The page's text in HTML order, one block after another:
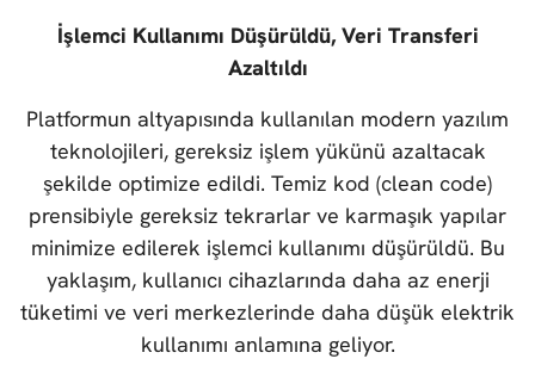
İşlemci Kullanımı Düşürüldü, Veri Transferi
Azaltıldı
Platformun altyapısında kullanılan modern yazılım
teknolojileri, gereksiz işlem yükünü azaltacak
şekilde optimize edildi. Temiz kod (clean code)
prensibiyle gereksiz tekrarlar ve karmaşık yapılar
minimize edilerek işlemci kullanımı düşürüldü. Bu
yaklaşım, kullanıcı cihazlarında daha az enerji
tüketimi ve veri merkezlerinde daha düşük elektrik
kullanımı anlamına geliyor.